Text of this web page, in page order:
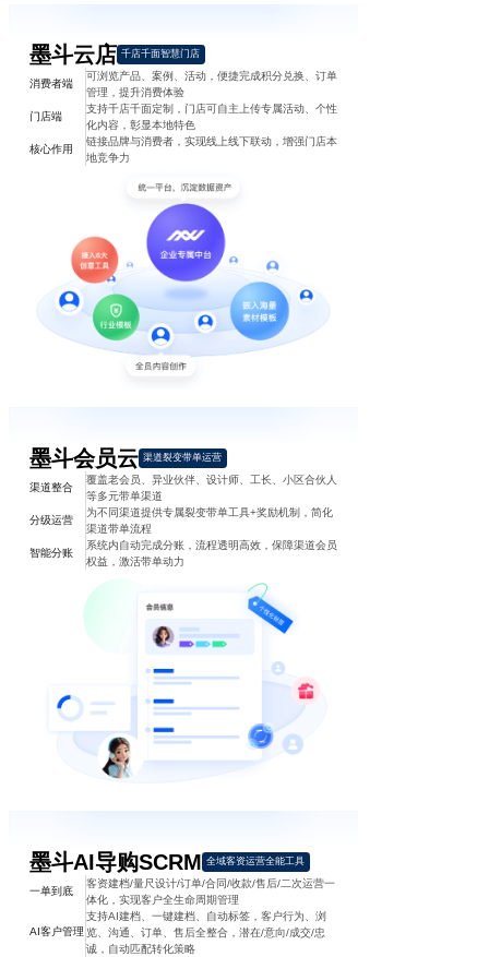
墨斗云店 千店千面智慧门店
消费者端
可浏览产品、案例、活动，便捷完成积分兑换、订单
管理，提升消费体验
门店端
支持千店千面定制，门店可自主上传专属活动、个性
化内容，彰显本地特色
核心作用
链接品牌与消费者，实现线上线下联动，增强门店本
地竞争力
墨斗会员云 渠道裂变带单运营
渠道整合
覆盖老会员、异业伙伴、设计师、工长、小区合伙人
等多元带单渠道
分级运营
为不同渠道提供专属裂变带单工具+奖励机制，简化
渠道带单流程
智能分账
系统内自动完成分账，流程透明高效，保障渠道会员
权益，激活带单动力
墨斗AI导购SCRM 全域客资运营全能工具
一单到底
客资建档/量尺设计/订单/合同/收款/售后/二次运营一
体化，实现客户全生命周期管理
AI客户管理
支持AI建档、一键建档、自动标签，客户行为、浏
览、沟通、订单、售后全整合，潜在/意向/成交/忠
诚，自动匹配转化策略